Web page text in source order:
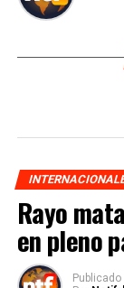
Rayo
en pleno
Publicado